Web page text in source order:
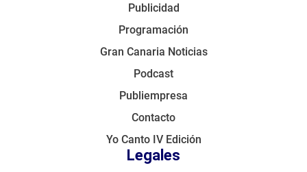
Publicidad
Programación
Gran Canaria Noticias
Podcast
Publiempresa
Contacto
Yo Canto IV Edición
Legales